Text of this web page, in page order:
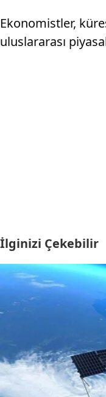
Ekonomistler,
uluslararası
İlginizi Çekebilir